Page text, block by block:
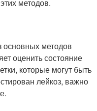
методов.
основных методов
оценить состояние
которые могут быть
лейкоз, важно